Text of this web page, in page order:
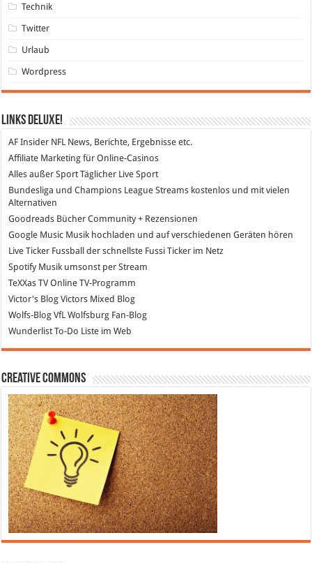
Technik
Twitter
Urlaub
Wordpress
Links DeLuXe!
AF Insider NFL News, Berichte, Ergebnisse etc.
Affiliate Marketing für Online-Casinos
Alles außer Sport Täglicher Live Sport
Bundesliga und Champions League Streams kostenlos und mit vielen
Alternativen
Goodreads Bücher Community + Rezensionen
Google Music Musik hochladen und auf verschiedenen Geräten hören
Live Ticker Fussball der schnellste Fussi Ticker im Netz
SpotifyMusik umsonst per Stream
TeXXas TVOnline TV-Programm
Victor's Blog Victors Mixed Blog
Wolfs-Blog VfL Wolfsburg Fan-Blog
Wunderlist To-Do Liste im Web
Creative Commons